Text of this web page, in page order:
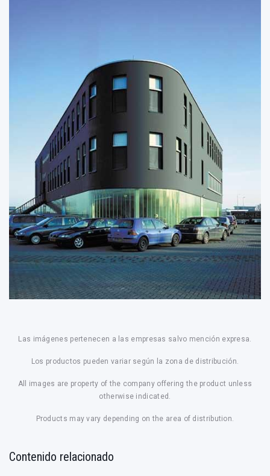
Las imágenes pertenecen a las empresas salvo mención expresa.
Los productos pueden variar según la zona de distribución.
All images are property of the company offering the product unless
otherwise indicated.
Products may vary depending on the area of distribution.
Contenido relacionado